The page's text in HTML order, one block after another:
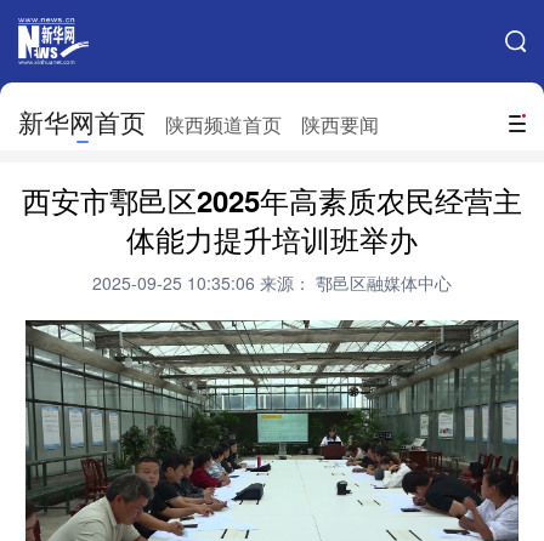
搜索
新华网首页 陕西频道首页 陕西要闻
网站地图
北京 天津 河北 山西
辽宁 吉林 上海
浙江 安徽 福建 江西
山东 河南 湖北 湖南
广东 广西 海南 重庆
四川 贵州 云南 西藏
陕西 甘肃 宁夏
西安市鄠邑区2025年高素质农民经营主
体能力提升培训班举办
2025-09-25 10:35:06 来源： 鄠邑区融媒体中心